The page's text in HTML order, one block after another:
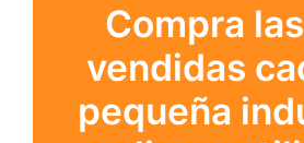
Compra
vendidas
pequeña